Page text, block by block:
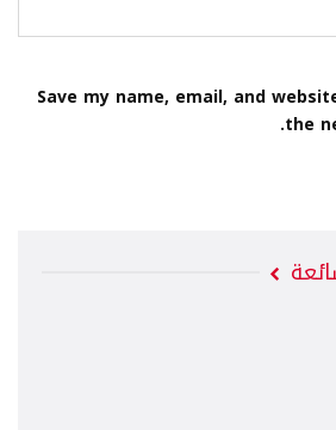
Save my name, email, and
the